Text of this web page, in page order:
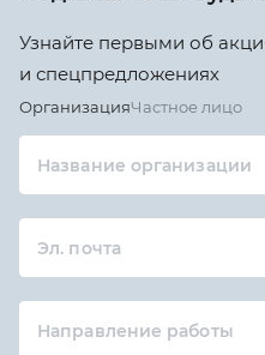
Узнайте первыми об
и спецпредложениях
ОрганизацияЧастное лицо
Название организации
Эл. почта
Направление работы